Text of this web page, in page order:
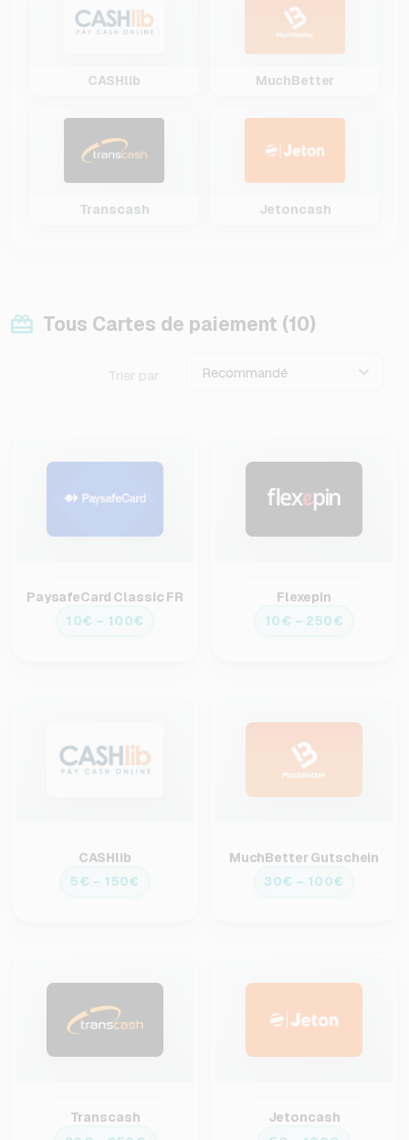
CASHlib MuchBetter
Transcash Jetoncash
Tous Cartes de paiement (10)
Trier par Recommandé
PaysafeCard Classic FR
10€ – 100€
Flexepin
10€ – 250€
CASHlib
5€ – 150€
MuchBetter Gutschein
30€ – 100€
Transcash
Jetoncash